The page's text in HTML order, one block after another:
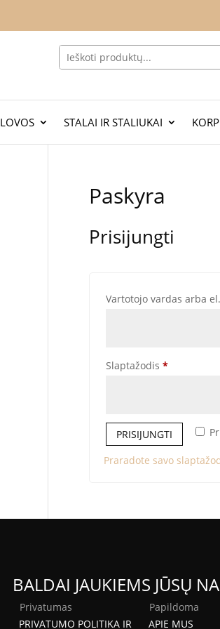
LOVOS STALAI IR STALIUKAI
Paskyra
Prisijungti
Vartotojo vardas arba
Slaptažodis *Privalomas
PRISIJUNGTI
Praradote savo
BALDAI JAUKIEMS JŪSŲ
Privatumas
PRIVATUMO POLITIKA IR
Papildoma
APIE MUS